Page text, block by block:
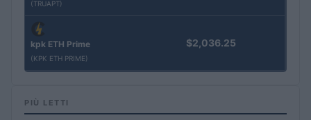
(TRUAPT)
kpk ETH Prime
(KPK ETH PRIME)
$2,036.25
PIÙ LETTI